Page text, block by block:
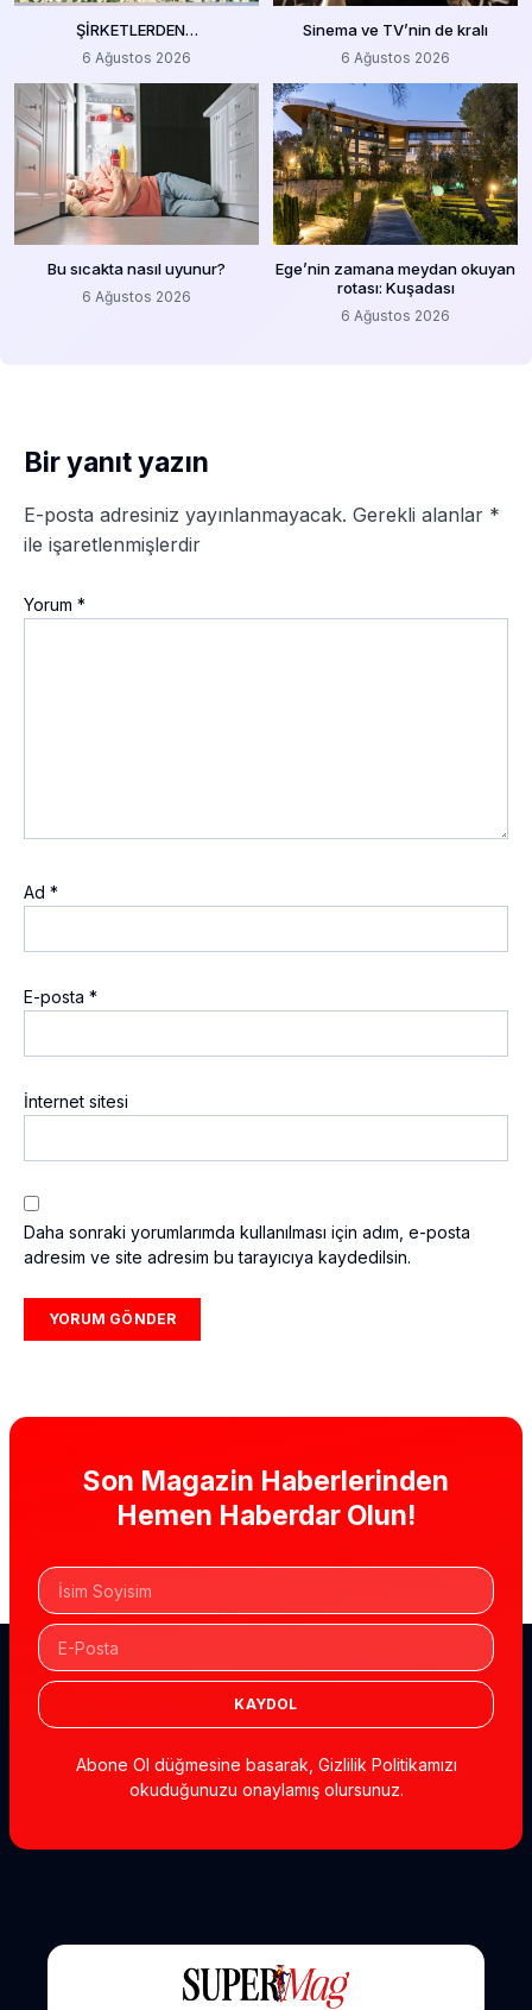
ŞİRKETLERDEN…
6 Ağustos 2026
Sinema ve TV’nin de kralı
6 Ağustos 2026
Bu sıcakta nasıl uyunur?
6 Ağustos 2026
Ege’nin zamana meydan okuyan
rotası: Kuşadası
6 Ağustos 2026
Bir yanıt yazın
E-posta adresiniz yayınlanmayacak. Gerekli alanlar *
ile işaretlenmişlerdir
Yorum *
Ad *
E-posta *
İnternet sitesi
Daha sonraki yorumlarımda kullanılması için adım, e-posta
adresim ve site adresim bu tarayıcıya kaydedilsin.
Son Magazin Haberlerinden
Hemen Haberdar Olun!
KAYDOL
Abone Ol düğmesine basarak, Gizlilik Politikamızı
okuduğunuzu onaylamış olursunuz.